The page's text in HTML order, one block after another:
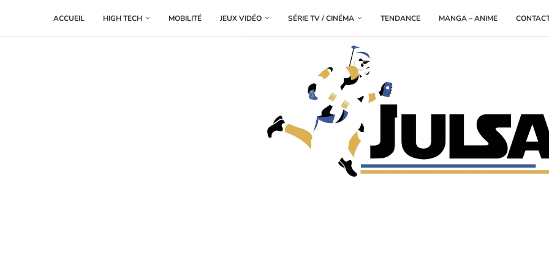
ACCUEIL HIGH TECH MOBILITÉ JEUX VIDÉO SÉRIE TV / CINÉMA TENDANCE MANGA – ANIME